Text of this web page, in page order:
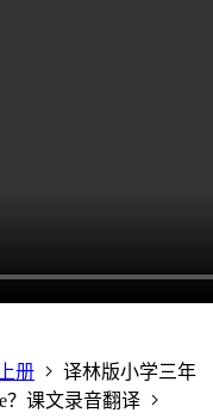
册
译林版小学三年
？课文录音翻译